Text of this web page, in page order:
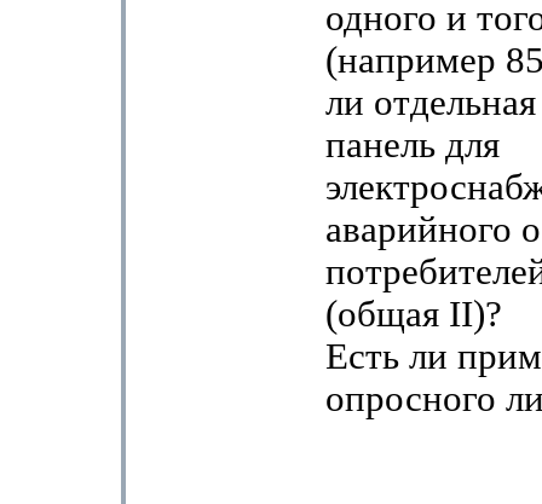
одного и
(например
ли
панель для
аварийного
(общая II)?
Есть ли
опросного